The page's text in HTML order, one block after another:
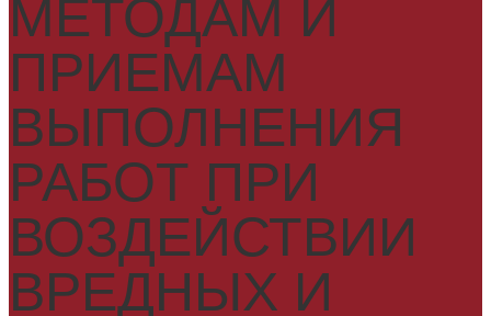
МЕТОДАМ И
ПРИЕМАМ
ВЫПОЛНЕНИЯ
РАБОТ ПРИ
ВОЗДЕЙСТВИИ
ВРЕДНЫХ И